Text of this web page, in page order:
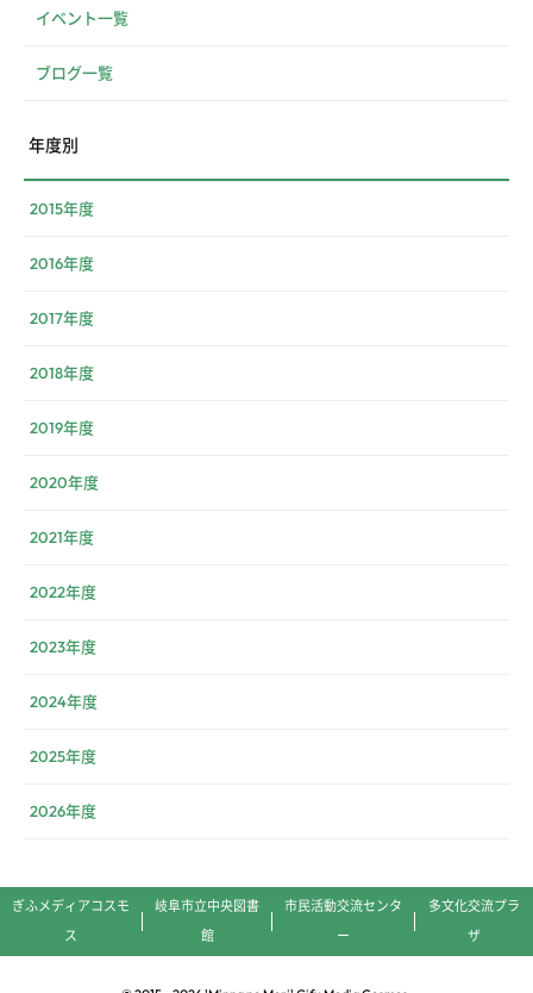
イベント一覧
ブログ一覧
年度別
2015年度
2016年度
2017年度
2018年度
2019年度
2020年度
2021年度
2022年度
2023年度
2024年度
2025年度
2026年度
ぎふメディアコスモ
ス
岐阜市立中央図書
館
市民活動交流センタ
ー
多文化交流プラ
ザ